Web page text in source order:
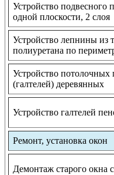
Устройство подвесного
одной плоскости, 2 слоя
Устройство лепнины из
полиуретана по
Устройство потолочных
(галтелей) деревянных
Устройство галтелей
Ремонт, установка окон
Демонтаж старого окна